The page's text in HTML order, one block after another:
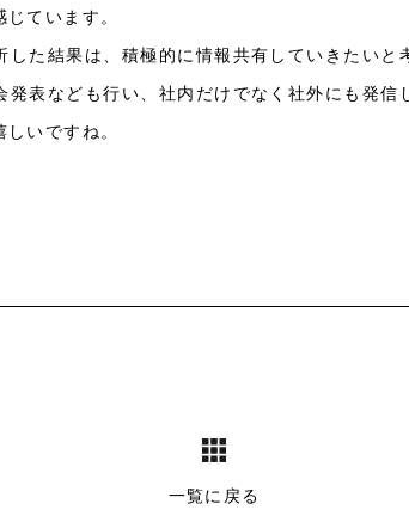
ています。
た結果は、積極的に情報共有していきたい
表なども行い、社内だけでなく社外にも発
いですね。
一覧に戻る